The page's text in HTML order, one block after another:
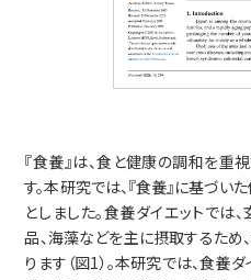
『食養』は、食と健康の調和を
す。本研究では、『食養』に基づい
としました。食養ダイエットでは
品、海藻などを主に摂取するた
ります（図1）。本研究では、食
お問い